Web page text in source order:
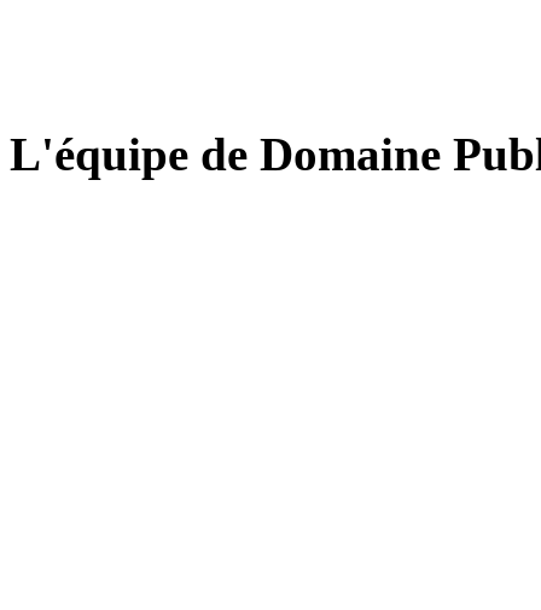
L'équipe de Domaine